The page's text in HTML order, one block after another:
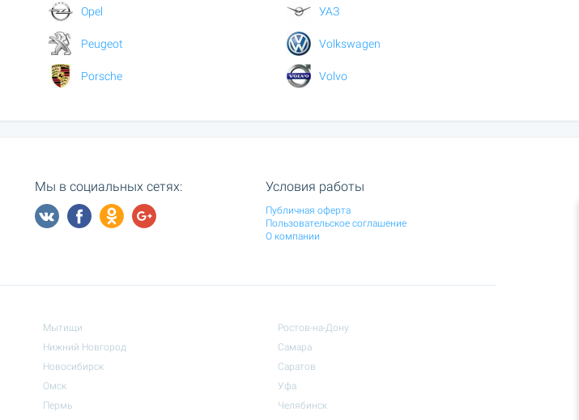
Opel
Peugeot
Porsche
УАЗ
Volkswagen
Volvo
Мы в социальных сетях: Условия работы
Публичная оферта
Пользовательское соглашение
О компании
Мытищи
Нижний Новгород
Новосибирск
Омск
Пермь
Ростов-на-Дону
Самара
Саратов
Уфа
Челябинск